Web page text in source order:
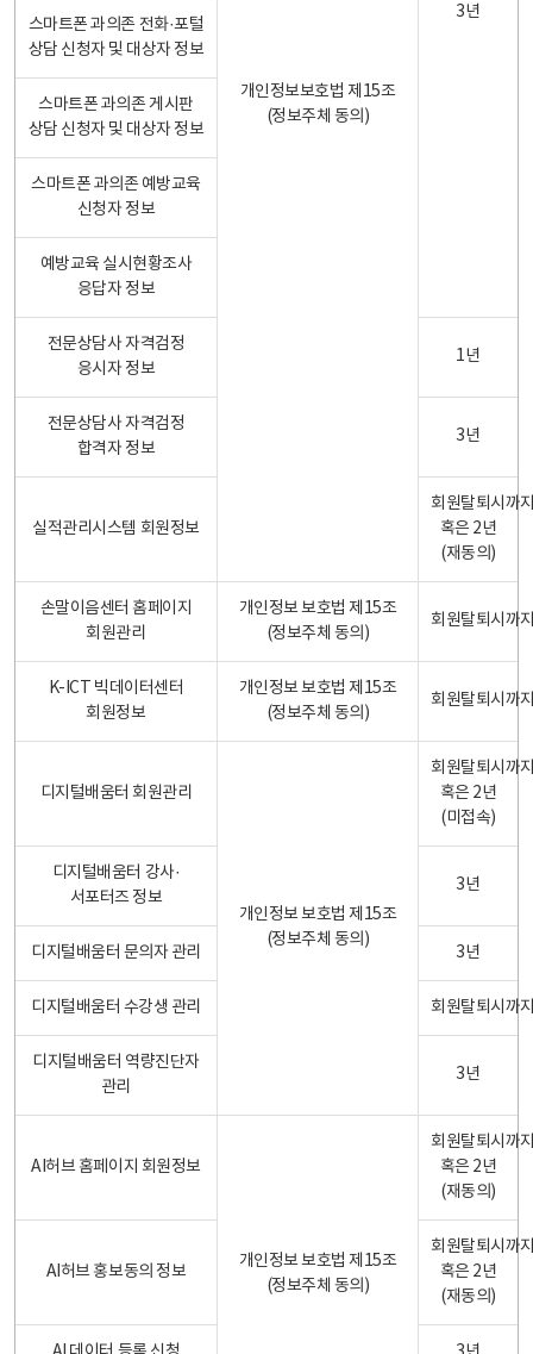
개인정보보호법 제15조
(정보주체 동의)
3년
스마트폰 과의존 전화·포털
상담 신청자 및 대상자 정보
스마트폰 과의존 게시판
상담 신청자 및 대상자 정보
스마트폰 과의존 예방교육
신청자 정보
예방교육 실시현황조사
응답자 정보
전문상담사 자격검정
응시자 정보
1년
전문상담사 자격검정
합격자 정보
3년
실적관리시스템 회원정보
회원탈퇴시까
혹은 2년
(재동의)
손말이음센터 홈페이지
회원관리
개인정보 보호법 제15조
(정보주체 동의)
회원탈퇴시까
K-ICT 빅데이터센터
회원정보
개인정보 보호법 제15조
(정보주체 동의)
회원탈퇴시까
디지털배움터 회원관리
개인정보 보호법 제15조
(정보주체 동의)
회원탈퇴시까
혹은 2년
(미접속)
디지털배움터 강사·
서포터즈 정보
3년
디지털배움터 문의자 관리 3년
디지털배움터 수강생 관리 회원탈퇴시까
디지털배움터 역량진단자
관리
3년
AI허브 홈페이지 회원정보
개인정보 보호법 제15조
(정보주체 동의)
회원탈퇴시까
혹은 2년
(재동의)
AI허브 홍보동의 정보
회원탈퇴시까
혹은 2년
(재동의)